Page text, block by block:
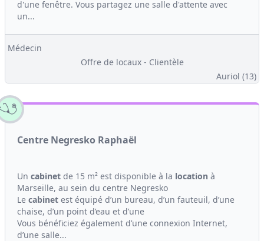
d'une fenêtre. Vous partagez une salle d'attente avec
un...
Médecin
Offre de locaux - Clientèle
Auriol (13)
Centre Negresko Raphaël
Un cabinet de 15 m² est disponible à la location à
Marseille, au sein du centre Negresko
Le cabinet est équipé d’un bureau, d’un fauteuil, d’une
chaise, d’un point d’eau et d’une
Vous bénéficiez également d’une connexion Internet,
d’une salle...